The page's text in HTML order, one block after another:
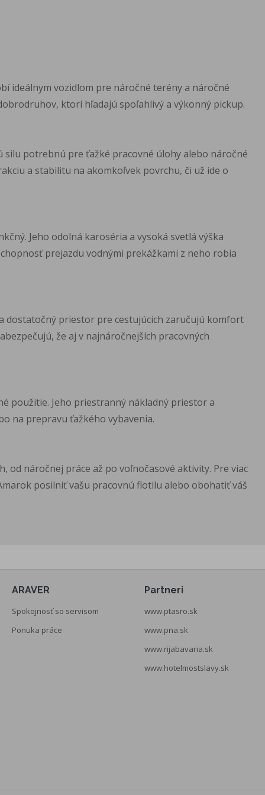
ideálnym vozidlom pre náročné terény a náročné
ktorí hľadajú spoľahlivý a výkonný pickup.
silu potrebnú pre ťažké pracovné úlohy alebo náročné
a stabilitu na akomkoľvek povrchu, či už ide o
Jeho odolná karoséria a vysoká svetlá výška
prejazdu vodnými prekážkami z neho robia
dostatočný priestor pre cestujúcich zaručujú komfort
že aj v najnáročnejších pracovných
použitie. Jeho priestranný nákladný priestor a
na prepravu ťažkého vybavenia.
od náročnej práce až po voľnočasové aktivity. Pre viac
posilniť vašu pracovnú flotilu alebo obohatiť váš
ARAVER
Spokojnosť so servisom
Ponuka práce
Partneri
www.ptasro.sk
www.pna.sk
www.rijabavaria.sk
www.hotelmostslavy.sk